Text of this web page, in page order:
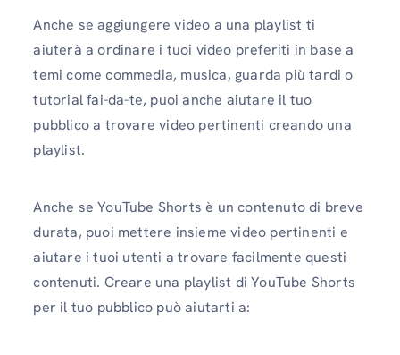
Anche se aggiungere video a una playlist ti
aiuterà a ordinare i tuoi video preferiti in base a
temi come commedia, musica, guarda più tardi o
tutorial fai-da-te, puoi anche aiutare il tuo
pubblico a trovare video pertinenti creando una
playlist.
Anche se YouTube Shorts è un contenuto di breve
durata, puoi mettere insieme video pertinenti e
aiutare i tuoi utenti a trovare facilmente questi
contenuti. Creare una playlist di YouTube Shorts
per il tuo pubblico può aiutarti a: